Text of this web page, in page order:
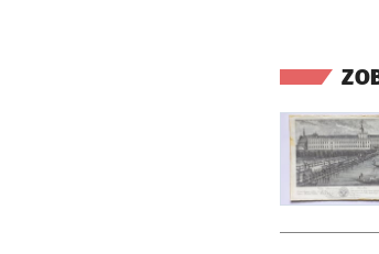
otworzy się w